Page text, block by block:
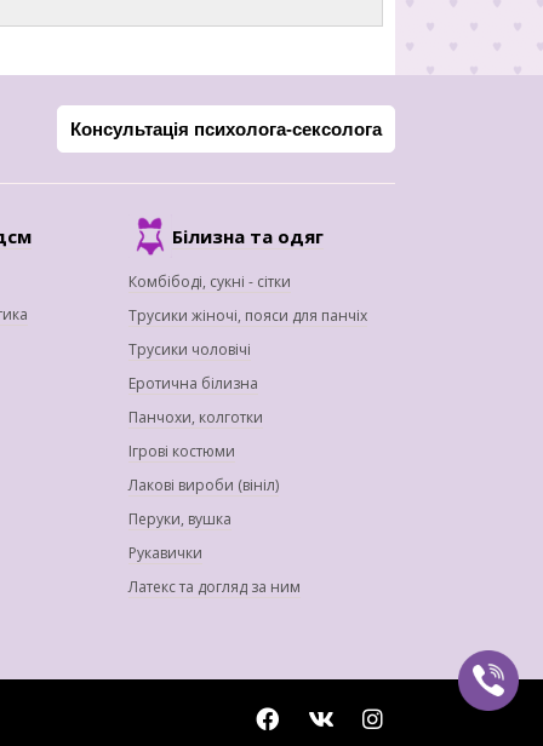
Консультація психолога-сексолога
Білизна та одяг
Комбібоді, сукні - сітки
Трусики жіночі, пояси для панчіх
Трусики чоловічі
Еротична білизна
Панчохи, колготки
Ігрові костюми
Лакові вироби (вініл)
Перуки, вушка
Рукавички
Латекс та догляд за ним